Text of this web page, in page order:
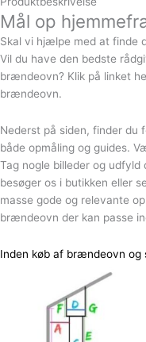
Mål op
Skal vi hjælpe med at finde
Vil du have den bedste
brændeovn? Klik på linket
brændeovn.
Nederst på siden, finder du
både opmåling og guides.
Tag nogle billeder og udfyld
besøger os i butikken eller
masse gode og relevante
brændeovn der kan passe
Inden køb af brændeovn og